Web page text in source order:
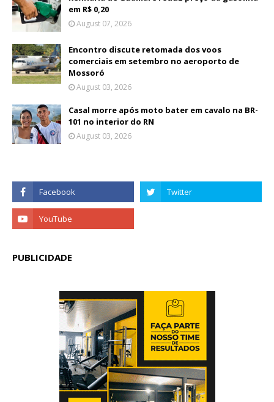
em R$ 0,20
August 07, 2026
Encontro discute retomada dos voos
comerciais em setembro no aeroporto de
Mossoró
August 03, 2026
Casal morre após moto bater em cavalo na BR-
101 no interior do RN
August 03, 2026
PUBLICIDADE